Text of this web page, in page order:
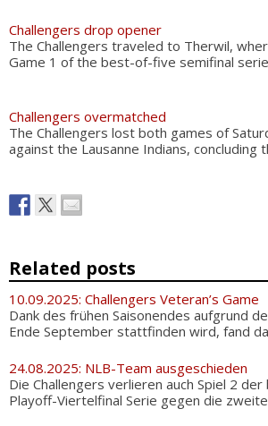
Challengers drop opener
The Challengers traveled to Therwil,
Game 1 of the best-of-five semifinal
Challengers overmatched
The Challengers lost both games of
against the Lausanne Indians, concluding
Related posts
10.09.2025: Challengers Veteran’s Game
Dank des frühen Saisonendes aufgrund
Ende September stattfinden wird, fand
24.08.2025: NLB-Team ausgeschieden
Die Challengers verlieren auch Spiel 2
Playoff-Viertelfinal Serie gegen die